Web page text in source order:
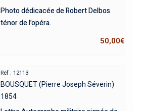
Photo dédicacée de Robert Delbos
ténor de l’opéra.
50,00€
Réf : 12113
BOUSQUET (Pierre Joseph Séverin)
1854